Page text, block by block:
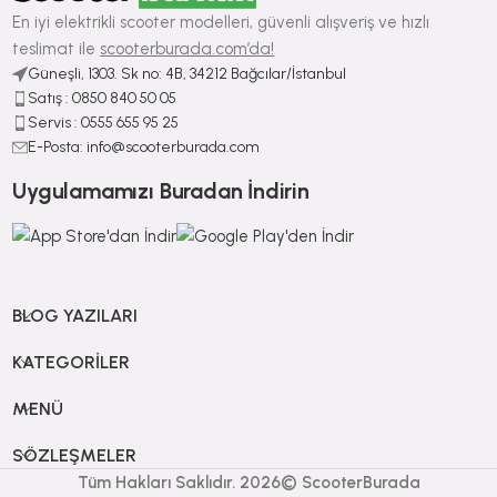
En iyi elektrikli scooter modelleri, güvenli alışveriş ve hızlı
teslimat ile scooterburada.com’da!
Güneşli, 1303. Sk no: 4B, 34212 Bağcılar/İstanbul
Satış : ⁠0850 840 50 05
Servis : 0555 655 95 25
E-Posta: info@scooterburada.com
Uygulamamızı Buradan İndirin
BLOG YAZILARI
KATEGORILER
MENÜ
SÖZLEŞMELER
Tüm Hakları Saklıdır. 2026© ScooterBurada